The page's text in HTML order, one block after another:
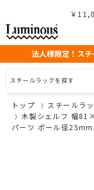
￥
法人様限定！ス
スチールラックを探す
トップ
スチールラ
木製シェルフ 幅
パーツ ポール径